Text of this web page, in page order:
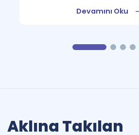
Devamını Oku
Aklına Takılan